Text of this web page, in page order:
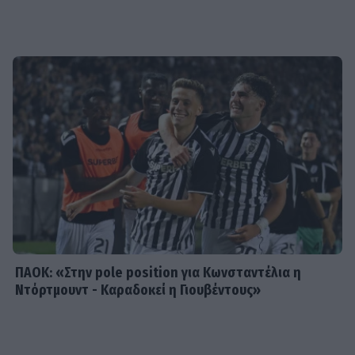
Χρίστος Κούγιας για τα
δημοσιεύματα που αφορούν την
προσωπική του ζωή
SHOWBIZ
Τέτα Κωνσταντά: Τα νέα για την
υγεία του Γιώργου Ματαράγκα και ο
γάμος με τον αδερφό του, Γιάννη
ΠΑΟΚ: «Στην pole position για Κωνσταντέλια η
Ντόρτμουντ - Καραδοκεί η Γιουβέντους»